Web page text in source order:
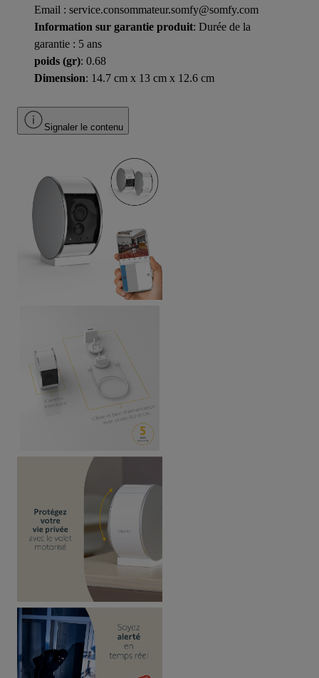
Email : service.consommateur.somfy@somfy.com
Information sur garantie produit: Durée de la
garantie : 5 ans
poids (gr): 0.68
Dimension: 14.7 cm x 13 cm x 12.6 cm
Signaler le contenu